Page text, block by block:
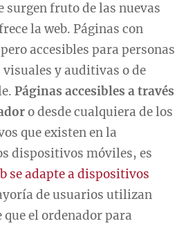
surgen fruto de las nuevas
la web. Páginas con
accesibles para personas
y auditivas o de
Páginas accesibles a través
o desde cualquiera de los
que existen en la
dispositivos móviles, es
se adapte a dispositivos
de usuarios utilizan
el ordenador para